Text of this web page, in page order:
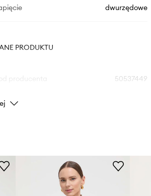
dwurzędowe
PRODUKTU
50537449
Produktu